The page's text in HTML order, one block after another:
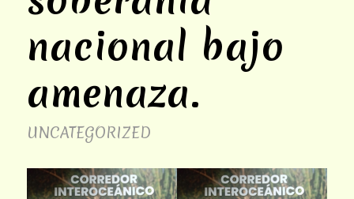
nacional bajo
amenaza.
UNCATEGORIZED